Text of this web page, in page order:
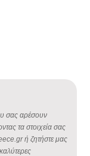
σας αρέσουν
τα στοιχεία σας
ή ζητήστε μας